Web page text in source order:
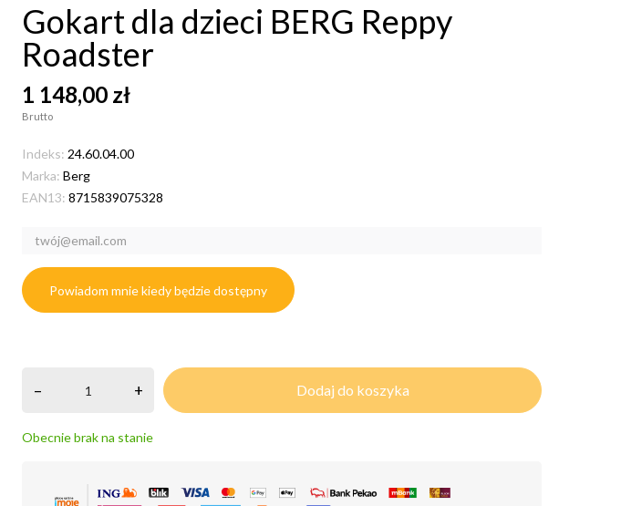
Gokart dla dzieci BERG Reppy
Roadster
1 148,00 zł
Brutto
Indeks: 24.60.04.00
Marka: Berg
EAN13: 8715839075328
Powiadom mnie kiedy będzie dostępny
– + Dodaj do koszyka
Obecnie brak na stanie